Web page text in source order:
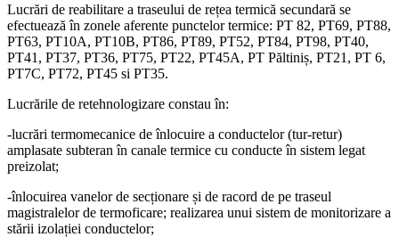
Lucrări de reabilitare a traseului de rețea termică secundară se
efectuează în zonele aferente punctelor termice: PT 82, PT69, PT88,
PT63, PT10A, PT10B, PT86, PT89, PT52, PT84, PT98, PT40,
PT41, PT37, PT36, PT75, PT22, PT45A, PT Păltiniș, PT21, PT 6,
PT7C, PT72, PT45 si PT35.
Lucrările de retehnologizare constau în:
-lucrări termomecanice de înlocuire a conductelor (tur-retur)
amplasate subteran în canale termice cu conducte în sistem legat
preizolat;
-înlocuirea vanelor de secționare și de racord de pe traseul
magistralelor de termoficare; realizarea unui sistem de monitorizare a
stării izolației conductelor;